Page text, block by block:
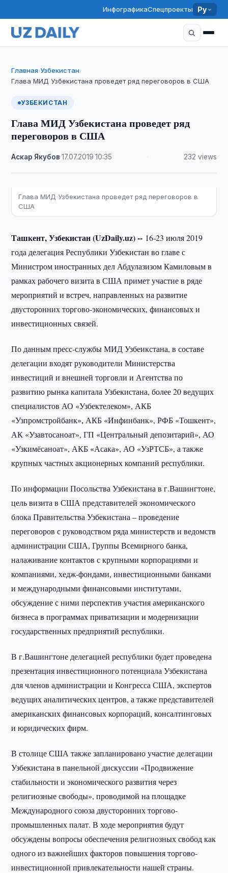
ИнфографикаСпецпроекты Ру
Главная›Узбекистан›
Глава МИД Узбекистана проведет ряд переговоров в США
УЗБЕКИСТАН
Глава МИД Узбекистана проведет ряд
переговоров в США
Аскар Якубов ·17.07.2019 ·10:35 232 views
Глава МИД Узбекистана проведет ряд переговоров в
США
Ташкент, Узбекистан (UzDaily.uz) -- 16-23 июля 2019
года делегация Республики Узбекистан во главе с
Министром иностранных дел Абдулазизом Камиловым в
рамках рабочего визита в США примет участие в ряде
мероприятий и встреч, направленных на развитие
двусторонних торгово-экономических, финансовых и
инвестиционных связей.
По данным пресс-службы МИД Узбеикстана, в составе
делегации входят руководители Министерства
инвестиций и внешней торговли и Агентства по
развитию рынка капитала Узбекистана, более 20 ведущих
специалистов АО «Узбектелеком», АКБ
«Узпромстройбанк», АКБ «Инфинбанк», РФБ «Тошкент»,
АК «Узавтосаноат», ГП «Центральный депозитарий», АО
«Узкимёсаноат», АКБ «Асака», АО «УзРТСБ», а также
крупных частных акционерных компаний республики.
По информации Посольства Узбекистана в г.Вашингтоне,
цель визита в США представителей экономического
блока Правительства Узбекистана – проведение
переговоров с руководством ряда министерств и ведомств
администрации США, Группы Всемирного банка,
налаживание контактов с крупными корпорациями и
компаниями, хедж-фондами, инвестиционными банками
и международными финансовыми институтами,
обсуждение с ними перспектив участия американского
бизнеса в программах приватизации и модернизации
государственных предприятий республики.
В г.Вашингтоне делегацией республики будет проведена
презентация инвестиционного потенциала Узбекистана
для членов администрации и Конгресса США, экспертов
ведущих аналитических центров, а также представителей
американских финансовых корпораций, консалтинговых
и юридических фирм.
В столице США также запланировано участие делегации
Узбекистана в панельной дискуссии «Продвижение
стабильности и экономического развития через
религиозные свободы», проводимой на площадке
Международного союза двусторонних торгово-
промышленных палат. В ходе мероприятия будут
обсуждены вопросы обеспечения религиозных свобод как
одного из важнейших факторов повышения торгово-
инвестиционной привлекательности нашей страны.